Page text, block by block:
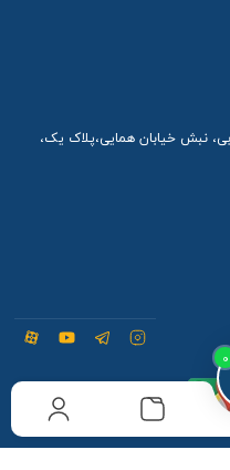
0
نبش خیابان همایی،پلاک یک،